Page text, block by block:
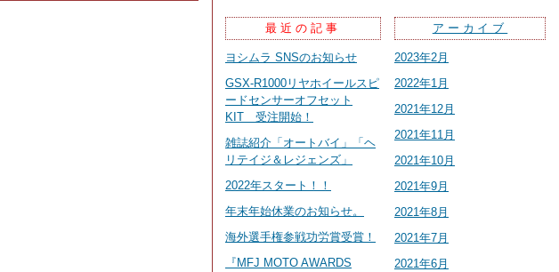
最近の記事
ヨシムラ SNSのお知らせ
GSX-R1000リヤホイールスピ
ードセンサーオフセット
KIT 受注開始！
雑誌紹介「オートバイ」「ヘ
リテイジ＆レジェンズ」
2022年スタート！！
年末年始休業のお知らせ。
海外選手権参戦功労賞受賞！
『MFJ MOTO AWARDS
アーカイブ
2023年2月
2022年1月
2021年12月
2021年11月
2021年10月
2021年9月
2021年8月
2021年7月
2021年6月